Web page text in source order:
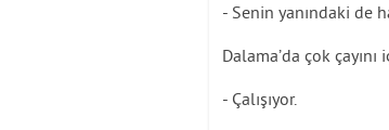
- Senin yanındaki de
Dalama’da çok çayını
- Çalışıyor.